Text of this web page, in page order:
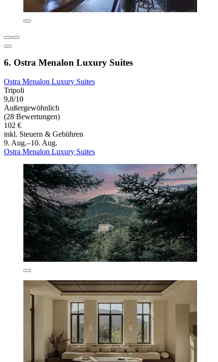
6. Ostra Menalon Luxury Suites
Ostra Menalon Luxury Suites
Tripoli
9,8/10
Außergewöhnlich
(28 Bewertungen)
102 €
inkl. Steuern & Gebühren
9. Aug.–10. Aug.
Ostra Menalon Luxury Suites